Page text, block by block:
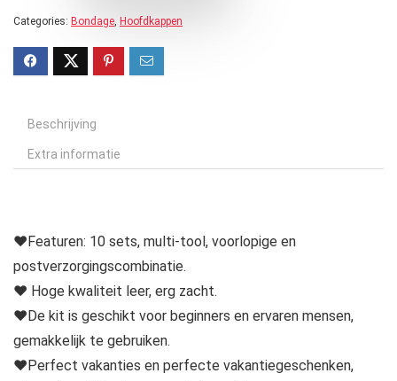
Categories: Bondage, Hoofdkappen
Beschrijving
Extra informatie
❤Featuren: 10 sets, multi-tool, voorlopige en
postverzorgingscombinatie.
❤ Hoge kwaliteit leer, erg zacht.
❤De kit is geschikt voor beginners en ervaren mensen,
gemakkelijk te gebruiken.
❤Perfect vakanties en perfecte vakantiegeschenken,